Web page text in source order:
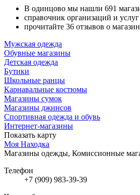
В одинцово мы нашли 691
справочник организаций и
прочитайте 36 отзывов о
Мужская одежда
Обувные магазины
Детская одежда
Бутики
Школьные ранцы
Карнавальные костюмы
Магазины сумок
Магазины джинсов
Спортивная одежда и обувь
Интернет-магазины
Показать карту
Моя Находка
Магазины одежды, Комиссионные
Телефон
+7 (909) 983-39-39